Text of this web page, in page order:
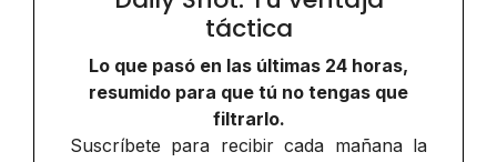
táctica
Lo que pasó en las últimas 24 horas,
resumido para que tú no tengas que
filtrarlo.
Suscríbete para recibir cada mañana la